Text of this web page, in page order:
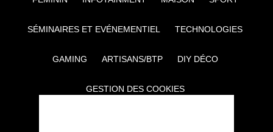
SÉMINAIRES ET EVÉNEMENTIEL TECHNOLOGIES
GAMING ARTISANS/BTP DIY DÉCO
GESTION DES COOKIES